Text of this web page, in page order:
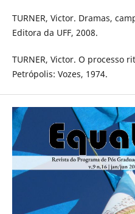
TURNER, Victor. Dramas,
Editora da UFF, 2008.
TURNER, Victor. O
Petrópolis: Vozes, 1974.